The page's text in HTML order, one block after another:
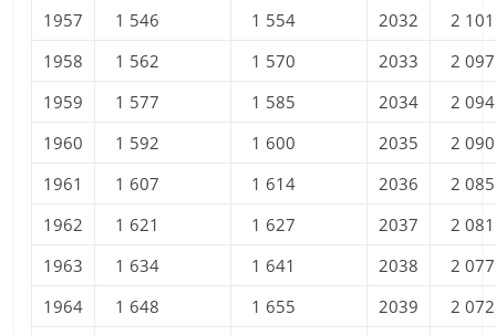
1957
1 546 1 554 2032
2 101
1958
1 562 1 570 2033
2 097
1959
1 577 1 585 2034
2 094
1960
1 592 1 600 2035
2 090
1961
1 607 1 614 2036
2 085
1962
1 621 1 627 2037
2 081
1963
1 634 1 641 2038
2 077
1964
1 648 1 655 2039
2 072